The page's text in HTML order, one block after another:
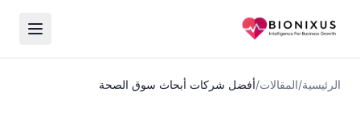
الرئيسية/المقالات/أفضل شركات أبحاث سوق الصحة